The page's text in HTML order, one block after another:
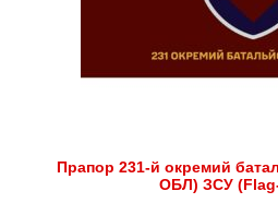
Прапор 231-й окремий
ОБЛ) ЗСУ